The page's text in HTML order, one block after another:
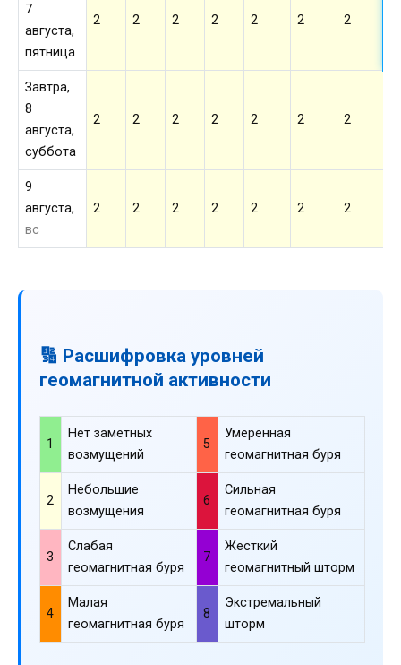
7
августа,
пятница
2 2 2 2 2 2 2
Завтра,
8
августа,
суббота
2 2 2 2 2 2 2
9
августа,
вс
2 2 2 2 2 2 2
🔢 Расшифровка уровней
геомагнитной активности
1
Нет заметных
возмущений
5
Умеренная
геомагнитная буря
2
Небольшие
возмущения
6
Сильная
геомагнитная буря
3
Слабая
геомагнитная буря
7
Жесткий
геомагнитный шторм
4
Малая
геомагнитная буря
8
Экстремальный
шторм